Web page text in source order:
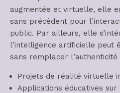
augmentée et virtuelle, elle
sans précédent pour
public. Par ailleurs, elle
l’intelligence artificielle peut
sans remplacer l’authenticité
Projets de réalité virtuelle
Applications éducatives